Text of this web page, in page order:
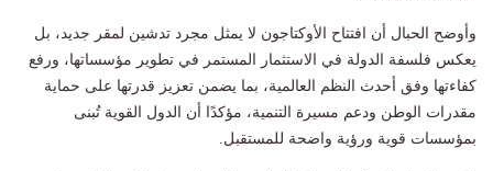
وأوضح الحبال أن افتتاح الأوكتاجون لا يمثل مجرد تدشين لمقر جديد، بل
يعكس فلسفة الدولة في الاستثمار المستمر في تطوير مؤسساتها، ورفع
كفاءتها وفق أحدث النظم العالمية، بما يضمن تعزيز قدرتها على حماية
مقدرات الوطن ودعم مسيرة التنمية، مؤكدًا أن الدول القوية تُبنى
بمؤسسات قوية ورؤية واضحة للمستقبل.